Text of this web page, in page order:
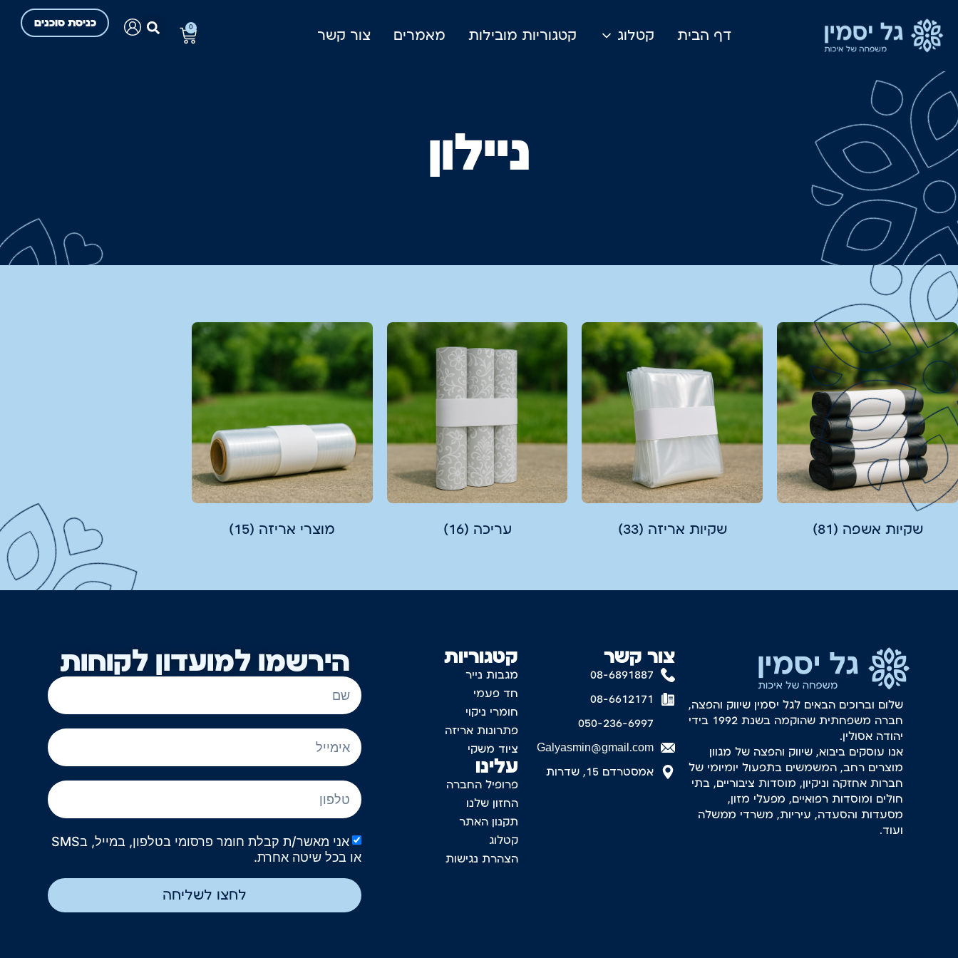
דף הבית קטלוג קטגוריות מובילות מאמרים צור קשר
כניסת סוכנים 0
ניילון
שקיות אשפה (81) שקיות אריזה (33) עריכה (16) מוצרי אריזה (15)
הירשמו למועדון לקוחות
אני מאשר/ת קבלת חומר פרסומי בטלפון, במייל, בSMS
או בכל שיטה אחרת.
לחצו לשליחה
קטגוריות
מגבות נייר
חד פעמי
חומרי ניקוי
פתרונות אריזה
ציוד משקי
עלינו
פרופיל החברה
החזון שלנו
תקנון האתר
קטלוג
הצהרת נגישות
צור קשר
08-6891887
08-6612171
050-236-6997
Galyasmin@gmail.com
אמסטרדם 15, שדרות
שלום וברוכים הבאים לגל יסמין שיווק והפצה,
חברה משפחתית שהוקמה בשנת 1992 בידי
יהודה אסולין.
אנו עוסקים ביבוא, שיווק והפצה של מגוון
מוצרים רחב, המשמשים בתפעול יומיומי של
חברות אחזקה וניקיון, מוסדות ציבוריים, בתי
חולים ומוסדות רפואיים, מפעלי מזון,
מסעדות והסעדה, עיריות, משרדי ממשלה
ועוד.